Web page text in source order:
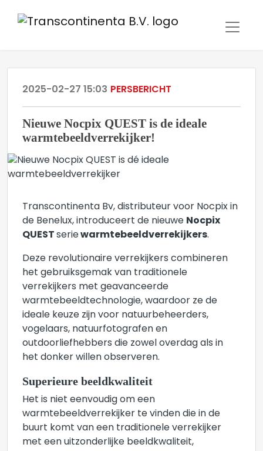
2025-02-27 15:03 PERSBERICHT
Nieuwe Nocpix QUEST is de ideale
warmtebeeldverrekijker!
Transcontinenta Bv, distributeur voor Nocpix in
de Benelux, introduceert de nieuwe Nocpix
QUEST seriewarmtebeeldverrekijkers.
Deze revolutionaire verrekijkers combineren
het gebruiksgemak van traditionele
verrekijkers met geavanceerde
warmtebeeldtechnologie, waardoor ze de
ideale keuze zijn voor natuurbeheerders,
vogelaars, natuurfotografen en
outdoorliefhebbers die zowel overdag als in
het donker willen observeren.
Superieure beeldkwaliteit
Het is niet eenvoudig om een
warmtebeeldverrekijker te vinden die in de
buurt komt van een traditionele verrekijker
met een uitzonderlijke beeldkwaliteit,